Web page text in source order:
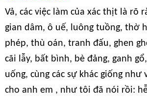
Vả, các việc làm của xác thịt là rõ
gian dâm, ô uế, luông tuồng, thờ
phép, thù oán, tranh đấu, ghen
cãi lẫy, bất bình, bè đảng, ganh
uống, cùng các sự khác giống như
cho anh em , như tôi đã nói rồi: